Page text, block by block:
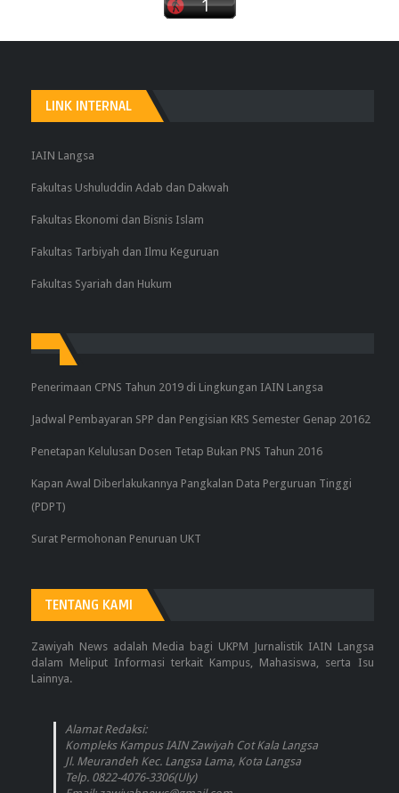
LINK INTERNAL
IAIN Langsa
Fakultas Ushuluddin Adab dan Dakwah
Fakultas Ekonomi dan Bisnis Islam
Fakultas Tarbiyah dan Ilmu Keguruan
Fakultas Syariah dan Hukum
Penerimaan CPNS Tahun 2019 di Lingkungan IAIN Langsa
Jadwal Pembayaran SPP dan Pengisian KRS Semester Genap 20162
Penetapan Kelulusan Dosen Tetap Bukan PNS Tahun 2016
Kapan Awal Diberlakukannya Pangkalan Data Perguruan Tinggi
(PDPT)
Surat Permohonan Penuruan UKT
TENTANG KAMI
Zawiyah News adalah Media bagi UKPM Jurnalistik IAIN Langsa
dalam Meliput Informasi terkait Kampus, Mahasiswa, serta Isu
Lainnya.
Alamat Redaksi:
Kompleks Kampus IAIN Zawiyah Cot Kala Langsa
Jl. Meurandeh Kec. Langsa Lama, Kota Langsa
Telp. 0822-4076-3306(Uly)